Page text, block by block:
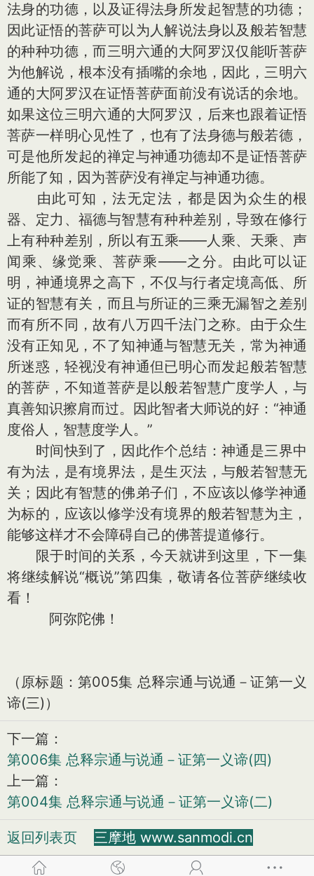
法身的功德，以及证得法身所发起智慧的功德；
因此证悟的菩萨可以为人解说法身以及般若智慧
的种种功德，而三明六通的大阿罗汉仅能听菩萨
为他解说，根本没有插嘴的余地，因此，三明六
通的大阿罗汉在证悟菩萨面前没有说话的余地。
如果这位三明六通的大阿罗汉，后来也跟着证悟
菩萨一样明心见性了，也有了法身德与般若德，
可是他所发起的禅定与神通功德却不是证悟菩萨
所能了知，因为菩萨没有禅定与神通功德。
由此可知，法无定法，都是因为众生的根
器、定力、福德与智慧有种种差别，导致在修行
上有种种差别，所以有五乘——人乘、天乘、声
闻乘、缘觉乘、菩萨乘——之分。由此可以证
明，神通境界之高下，不仅与行者定境高低、所
证的智慧有关，而且与所证的三乘无漏智之差别
而有所不同，故有八万四千法门之称。由于众生
没有正知见，不了知神通与智慧无关，常为神通
所迷惑，轻视没有神通但已明心而发起般若智慧
的菩萨，不知道菩萨是以般若智慧广度学人，与
真善知识擦肩而过。因此智者大师说的好：“神通
度俗人，智慧度学人。”
时间快到了，因此作个总结：神通是三界中
有为法，是有境界法，是生灭法，与般若智慧无
关；因此有智慧的佛弟子们，不应该以修学神通
为标的，应该以修学没有境界的般若智慧为主，
能够这样才不会障碍自己的佛菩提道修行。
限于时间的关系，今天就讲到这里，下一集
将继续解说“概说”第四集，敬请各位菩萨继续收
看！
阿弥陀佛！
（原标题：第005集 总释宗通与说通－证第一义
谛(三)）
下一篇：
第006集 总释宗通与说通－证第一义谛(四)
上一篇：
第004集 总释宗通与说通－证第一义谛(二)
返回列表页 三摩地 www.sanmodi.cn